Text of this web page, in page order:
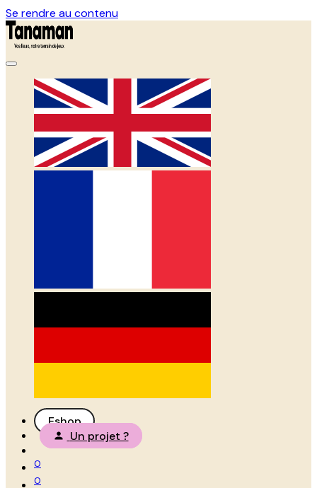
Se rendre au contenu
Eshop
Un projet ?
0
0